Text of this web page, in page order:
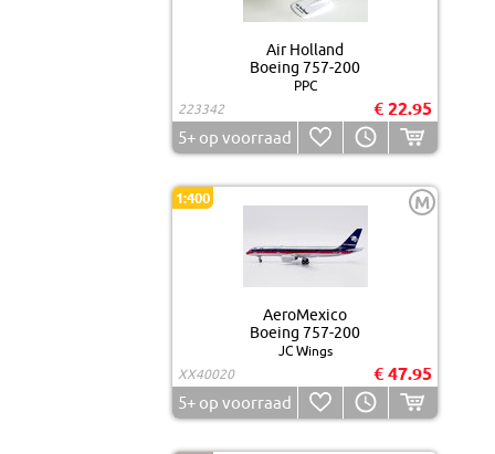
Air Holland
Boeing 757-200
PPC
223342
€ 22.95
5+ op voorraad
1:400 M
AeroMexico
Boeing 757-200
JC Wings
XX40020
€ 47.95
5+ op voorraad